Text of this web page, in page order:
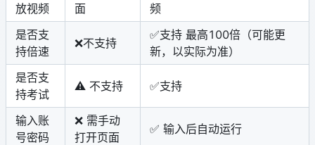
放视频
面
频
是否支
持倍速
❌不支持
✅支持 最高100倍（可能更
新，以实际为准）
是否支
持考试
⚠️ 不支持 ✅支持
输入账
号密码
❌ 需手动
打开页面
✅ 输入后自动运行